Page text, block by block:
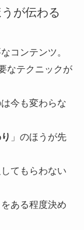
が伝わる
コンテンツ。
なテクニックが
今も変わらな
」のほうが先
てもらわない
ある程度決め